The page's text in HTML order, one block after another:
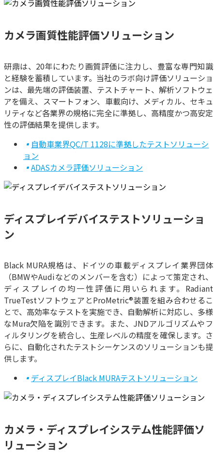
カメラ画質性能評価ソリューション
研鼎は、20年にわたり画質評価に注力し、豊富な専門知識
と経験を蓄積しています。当社のラボ向け評価ソリューショ
ンは、最先端の評価装置、テストチャート、解析ソフトウェ
アを備え、スマートフォン、車載向け、メディカル、セキュ
リティなど各業界の規格に完全に準拠し、高精度かつ高安定
性の評価結果を提供します。
▪ 自動車業界QC/T 1128に準拠したテストソリューシ
ョン
▪ADASカメラ評価ソリューション
ディスプレイデバイステストソリューショ
ン
Black MURA規格は、ドイツの車載ディスプレイ業界団体
（BMWやAudiなどのメンバーを含む）によって策定され、
ディスプレイの均一性評価に用いられます。Radiant
TrueTestソフトウェアとProMetric®装置を組み合わせるこ
とで、高効率なテストを実施でき、自動解析に対応し、多様
なMura欠陥を識別できます。また、JNDアルゴリズムやフ
ィルタリングを統合し、生産レベルの精度を確保します。さ
らに、自動化されたテストシーケンスのソリューションも提
供します。
▪ ディスプレイBlack MURAテストソリューション
カメラ・ディスプレイシステム性能評価ソ
リューション